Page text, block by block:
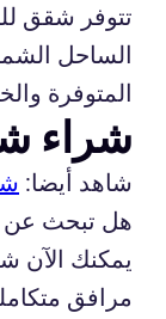
تتوفر شقق
الساحل
المتوفرة
شراء
شاهد أيضا:
هل تبحث عن
يمكنك الآن
مرافق